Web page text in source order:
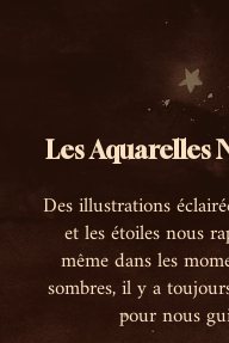
Les Aquarelles
Des illustrations
et les étoiles nous
même dans les
sombres, il y a
pour nous